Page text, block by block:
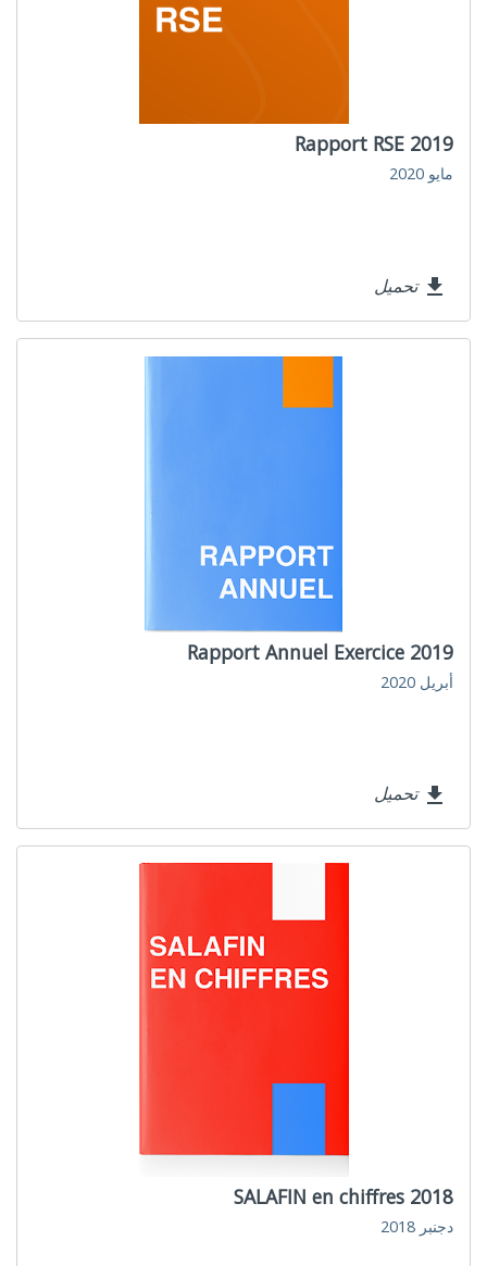
Rapport RSE 2019
مايو 2020
file_download تحميل
Rapport Annuel Exercice 2019
أبريل 2020
file_download تحميل
SALAFIN en chiffres 2018
دجنبر 2018